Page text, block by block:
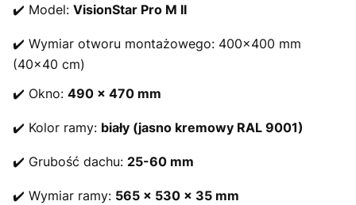
✔️ Model: VisionStar Pro M II
✔️ Wymiar otworu montażowego: 400x400 mm
(40x40 cm)
✔️ Okno: 490 x 470 mm
✔️ Kolor ramy: biały (jasno kremowy RAL 9001)
✔️ Grubość dachu: 25-60 mm
✔️ Wymiar ramy: 565 x 530 x 35 mm